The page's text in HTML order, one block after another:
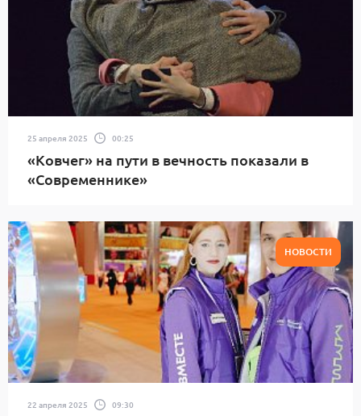
25 апреля 2025 00:25
«Ковчег» на пути в вечность показали в
«Современнике»
НОВОСТИ
22 апреля 2025 09:30